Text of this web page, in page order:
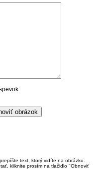
text, ktorý vidíte na obrázku.
kliknite prosím na tlačidlo "Obnoviť